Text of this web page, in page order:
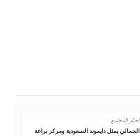
اخبار المجتمع
الجمالي يمثل دايموند السعودية ومركز براعة